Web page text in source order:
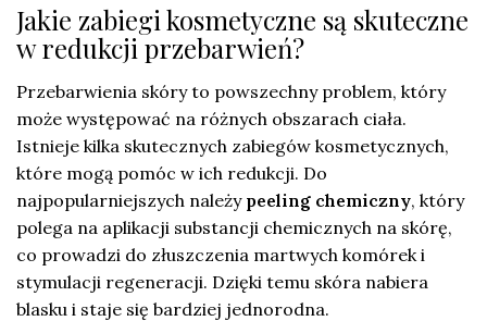
Jakie zabiegi kosmetyczne są skuteczne
w redukcji przebarwień?
Przebarwienia skóry to powszechny problem, który
może występować na różnych obszarach ciała.
Istnieje kilka skutecznych zabiegów kosmetycznych,
które mogą pomóc w ich redukcji. Do
najpopularniejszych należy peeling chemiczny, który
polega na aplikacji substancji chemicznych na skórę,
co prowadzi do złuszczenia martwych komórek i
stymulacji regeneracji. Dzięki temu skóra nabiera
blasku i staje się bardziej jednorodna.